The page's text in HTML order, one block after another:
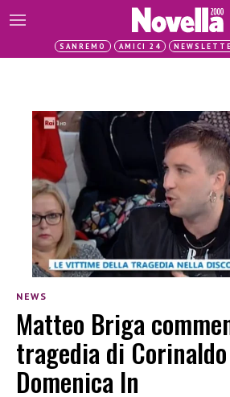
SANREMO AMICI 24
NEWS
Matteo Briga
tragedia di
Domenica In